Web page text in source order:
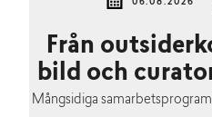
06.08.2026
Från
bild och
Mångsidiga